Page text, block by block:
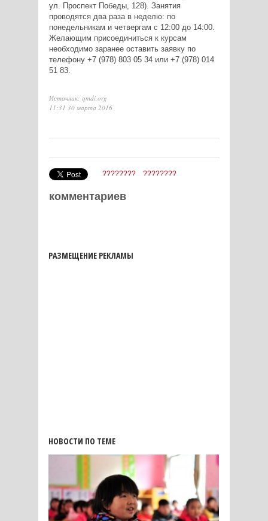
ул. Проспект Победы, 128). Занятия
проводятся два раза в неделю: по
понедельникам и четвергам с 12:00 до 14:00.
Желающим присоединиться к курсам
необходимо заранее оставить заявку по
телефону +7 (978) 803 05 34 или +7 (978) 014
51 83.
Источник: qmdi.org
11:31 30 марта 2016
???????? ????????
комментариев
РАЗМЕЩЕНИЕ РЕКЛАМЫ
НОВОСТИ ПО ТЕМЕ